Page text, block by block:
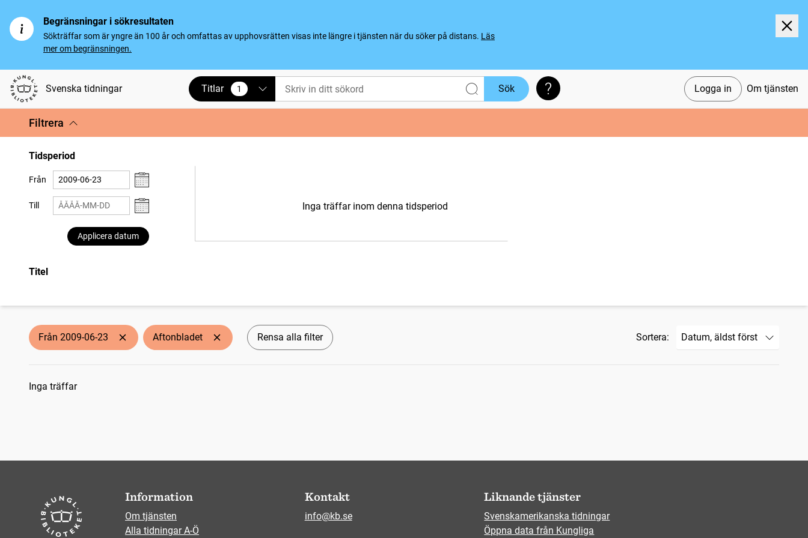
Begränsningar i sökresultaten
Sökträffar som är yngre än 100 år och omfattas av upphovsrätten visas inte längre i tjänsten när du söker på distans. Läs
mer om begränsningen.
Svenska tidningar Logga in Om tjänsten
Titlar 1
vald Sök Söktips
Filtrera
Tidsperiod
Från
Till
Applicera datum
Inga träffar inom denna tidsperiod
Titel
Från 2009-06-23 Aftonbladet Rensa alla filter Sortera:
Sökresultat
Inga träffar
Information
Om tjänsten
Alla tidningar A-Ö
Kontakt
info@kb.se
Liknande tjänster
Svenskamerikanska tidningar
Öppna data från Kungliga